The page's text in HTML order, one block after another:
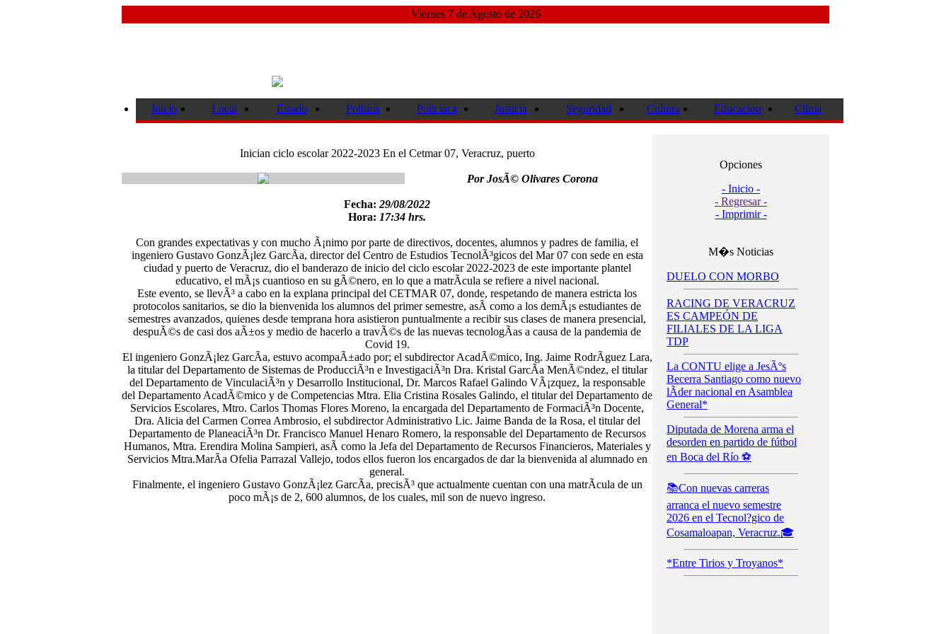
Viernes 7 de Agosto de 2026
Inicio Local Estado Politica Policiaca Justicia Seguridad Cultura Educacion Clima
Inician ciclo escolar 2022-2023 En el Cetmar 07, Veracruz, puerto
Por JosÃ© Olivares Corona
Fecha: 29/08/2022
Hora: 17:34 hrs.
Con grandes expectativas y con mucho Ã¡nimo por parte de directivos, docentes, alumnos y padres de familia, el
ingeniero Gustavo GonzÃ¡lez GarcÃ­a, director del Centro de Estudios TecnolÃ³gicos del Mar 07 con sede en esta
ciudad y puerto de Veracruz, dio el banderazo de inicio del ciclo escolar 2022-2023 de este importante plantel
educativo, el mÃ¡s cuantioso en su gÃ©nero, en lo que a matrÃ­cula se refiere a nivel nacional.
Este evento, se llevÃ³ a cabo en la explana principal del CETMAR 07, donde, respetando de manera estricta los
protocolos sanitarios, se dio la bienvenida los alumnos del primer semestre, asÃ­ como a los demÃ¡s estudiantes de
semestres avanzados, quienes desde temprana hora asistieron puntualmente a recibir sus clases de manera presencial,
despuÃ©s de casi dos aÃ±os y medio de hacerlo a travÃ©s de las nuevas tecnologÃ­as a causa de la pandemia de
Covid 19.
El ingeniero GonzÃ¡lez GarcÃ­a, estuvo acompaÃ±ado por; el subdirector AcadÃ©mico, Ing. Jaime RodrÃ­guez Lara,
la titular del Departamento de Sistemas de ProducciÃ³n e InvestigaciÃ³n Dra. Kristal GarcÃ­a MenÃ©ndez, el titular
del Departamento de VinculaciÃ³n y Desarrollo Institucional, Dr. Marcos Rafael Galindo VÃ¡zquez, la responsable
del Departamento AcadÃ©mico y de Competencias Mtra. Elia Cristina Rosales Galindo, el titular del Departamento de
Servicios Escolares, Mtro. Carlos Thomas Flores Moreno, la encargada del Departamento de FormaciÃ³n Docente,
Dra. Alicia del Carmen Correa Ambrosio, el subdirector Administrativo Lic. Jaime Banda de la Rosa, el titular del
Departamento de PlaneaciÃ³n Dr. Francisco Manuel Henaro Romero, la responsable del Departamento de Recursos
Humanos, Mtra. Erendira Molina Sampieri, asÃ­ como la Jefa del Departamento de Recursos Financieros, Materiales y
Servicios Mtra.MarÃ­a Ofelia Parrazal Vallejo, todos ellos fueron los encargados de dar la bienvenida al alumnado en
general.
Finalmente, el ingeniero Gustavo GonzÃ¡lez GarcÃ­a, precisÃ³ que actualmente cuentan con una matrÃ­cula de un
poco mÃ¡s de 2, 600 alumnos, de los cuales, mil son de nuevo ingreso.
Opciones
- Inicio -
- Regresar -
- Imprimir -
M�s Noticias
DUELO CON MORBO
RACING DE VERACRUZ
ES CAMPEÓN DE
FILIALES DE LA LIGA
TDP
La CONTU elige a JesÃºs
Becerra Santiago como nuevo
lÃ­der nacional en Asamblea
General*
Diputada de Morena arma el
desorden en partido de fútbol
en Boca del Río ⚽️
📚Con nuevas carreras
arranca el nuevo semestre
2026 en el Tecnol?gico de
Cosamaloapan, Veracruz.🎓
*Entre Tirios y Troyanos*